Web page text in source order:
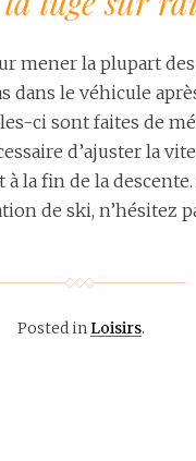
mener la plupart
le véhicule
ci sont faites de
d’ajuster la
la fin de la
de ski, n’hésitez
Posted in Loisirs.